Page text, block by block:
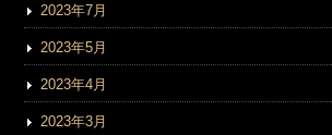
2023年7月
2023年5月
2023年4月
2023年3月